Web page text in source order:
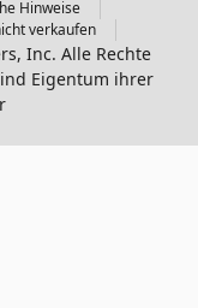
Hinweise
verkaufen
Inc. Alle Rechte
Eigentum ihrer